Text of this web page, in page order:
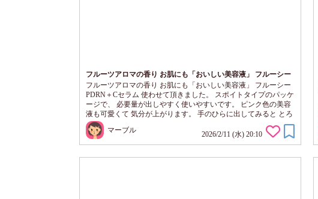
フルーツアロマの香り お肌にも「おいしい美容液」 フルーシー
PDRN＋Cセラム
フルーツアロマの香り お肌にも「おいしい美容液」 フルーシー
PDRN＋Cセラム 使わせて頂きました。 スポイトタイプのパッケ
ージで、 必要量が出しやすく使いやすいです。 ピンク色の美容
液も可愛くて 気分が上がります。 手のひらに出してみると とろ
みのあるテクスチャーです。 肌にのせるとみずみずしく スーッ
となじみます。 とろみがありしっとりする使い心地ですが、 ベ
タつきは残らないです。 軽い使用感で使いやすいです。 やさし
マーブル 2026/2/11 (水) 20:10